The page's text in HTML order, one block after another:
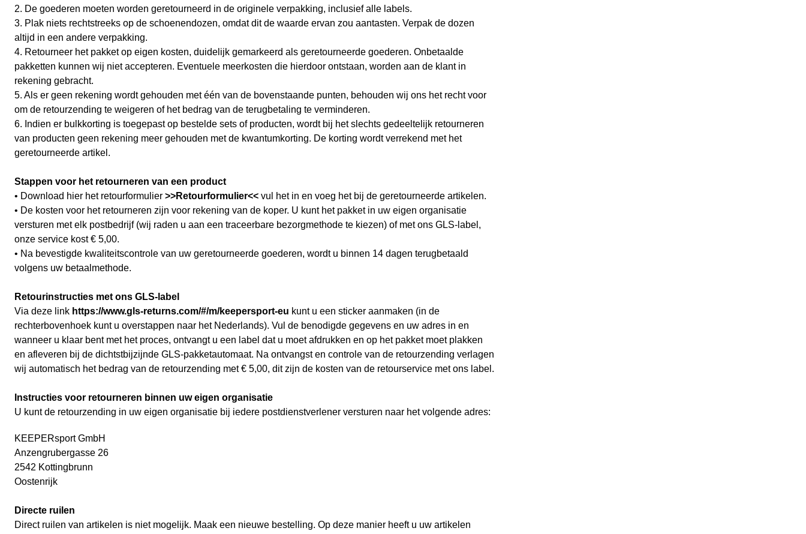
2. De goederen moeten worden geretourneerd in de originele verpakking, inclusief alle labels.
3. Plak niets rechtstreeks op de schoenendozen, omdat dit de waarde ervan zou aantasten. Verpak de dozen
altijd in een andere verpakking.
4. Retourneer het pakket op eigen kosten, duidelijk gemarkeerd als geretourneerde goederen. Onbetaalde
pakketten kunnen wij niet accepteren. Eventuele meerkosten die hierdoor ontstaan, worden aan de klant in
rekening gebracht.
5. Als er geen rekening wordt gehouden met één van de bovenstaande punten, behouden wij ons het recht voor
om de retourzending te weigeren of het bedrag van de terugbetaling te verminderen.
6. Indien er bulkkorting is toegepast op bestelde sets of producten, wordt bij het slechts gedeeltelijk retourneren
van producten geen rekening meer gehouden met de kwantumkorting. De korting wordt verrekend met het
geretourneerde artikel.
Stappen voor het retourneren van een product
• Download hier het retourformulier >>Retourformulier<< vul het in en voeg het bij de geretourneerde artikelen.
• De kosten voor het retourneren zijn voor rekening van de koper. U kunt het pakket in uw eigen organisatie
versturen met elk postbedrijf (wij raden u aan een traceerbare bezorgmethode te kiezen) of met ons GLS-label,
onze service kost € 5,00.
• Na bevestigde kwaliteitscontrole van uw geretourneerde goederen, wordt u binnen 14 dagen terugbetaald
volgens uw betaalmethode.
Retourinstructies met ons GLS-label
Via deze link https://www.gls-returns.com/#/m/keepersport-eu kunt u een sticker aanmaken (in de
rechterbovenhoek kunt u overstappen naar het Nederlands). Vul de benodigde gegevens en uw adres in en
wanneer u klaar bent met het proces, ontvangt u een label dat u moet afdrukken en op het pakket moet plakken
en afleveren bij de dichtstbijzijnde GLS-pakketautomaat. Na ontvangst en controle van de retourzending verlagen
wij automatisch het bedrag van de retourzending met € 5,00, dit zijn de kosten van de retourservice met ons label.
Instructies voor retourneren binnen uw eigen organisatie
U kunt de retourzending in uw eigen organisatie bij iedere postdienstverlener versturen naar het volgende adres:
KEEPERsport GmbH
Anzengrubergasse 26
2542 Kottingbrunn
Oostenrijk
Directe ruilen
Direct ruilen van artikelen is niet mogelijk. Maak een nieuwe bestelling. Op deze manier heeft u uw artikelen